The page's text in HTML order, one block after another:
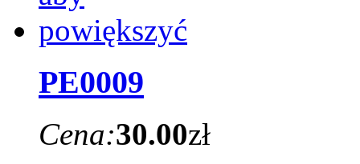
PE0009
Cena:30.00zł